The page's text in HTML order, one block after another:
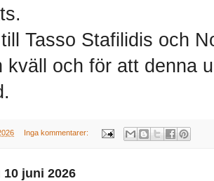
Tasso Stafilidis och
kväll och för att denna
Inga kommentarer:
juni 2026